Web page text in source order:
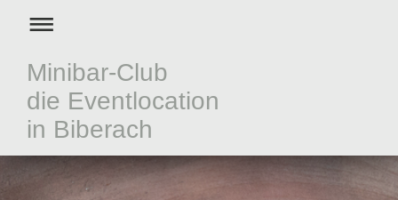
Minibar-Club
die Eventlocation
in Biberach